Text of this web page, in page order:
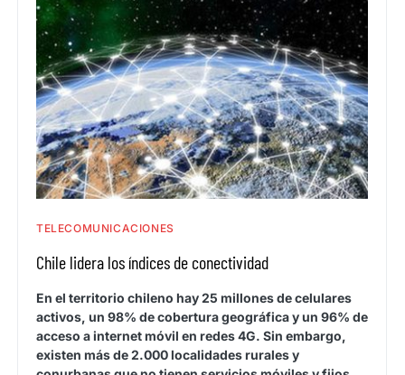
TELECOMUNICACIONES
Chile lidera los índices de conectividad
En el territorio chileno hay 25 millones de celulares
activos, un 98% de cobertura geográfica y un 96% de
acceso a internet móvil en redes 4G. Sin embargo,
existen más de 2.000 localidades rurales y